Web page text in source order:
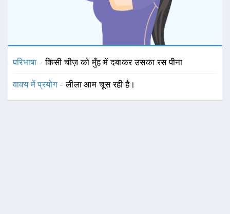
परिभाषा -किसी चीज़ को मुँह में दबाकर उसका रस पीना
वाक्य में प्रयोग -लीला आम चूस रही है।